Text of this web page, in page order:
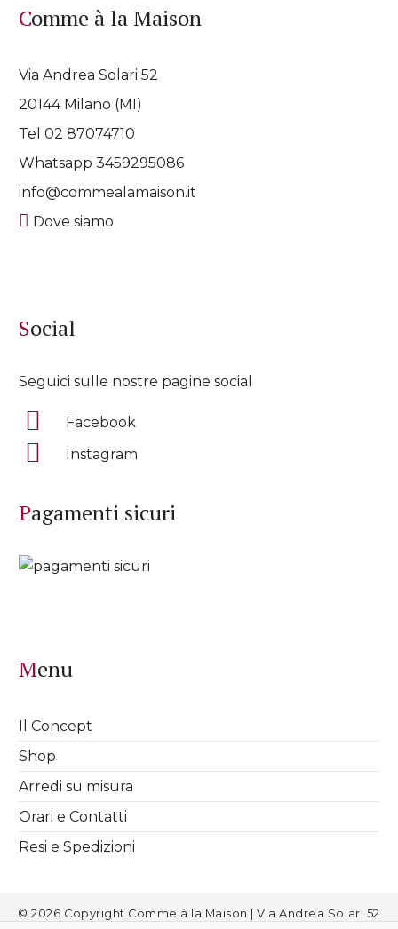
Comme à la Maison
Via Andrea Solari 52
20144 Milano (MI)
Tel 02 87074710
Whatsapp3459295086
info@commealamaison.it
Dove siamo
Social
Seguici sulle nostre pagine social
Facebook
Instagram
Pagamenti sicuri
Menu
Il Concept
Shop
Arredi su misura
Orari e Contatti
Resi e Spedizioni
© 2026 Copyright Comme à la Maison | Via Andrea Solari 52